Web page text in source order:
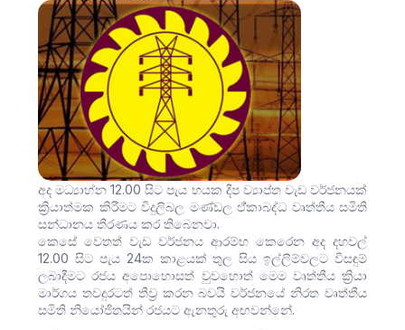
අද මධ්‍යාහ්න 12.00 සිට පැය හයක දීප ව්‍යාප්ත වැඩ වර්ජනයක්
ක්‍රියාත්මක කිරීමට විදුලිබල මණ්ඩල ඒ්කාබද්ධ වෘත්තීය සමිති
සන්ධානය තීරණය කර තිබෙනවා.
කෙසේ වෙතත් වැඩ වර්ජනය ආරම්භ කෙරෙන අද දහවල්
12.00 සිට පැය 24ක කාළයක් තුල සිය ඉල්ලීම්වලට විසඳුම්
ලබාදීමට රජය අපොහොසත් වුවහොත් මෙම වෘත්තීය ක්‍රියා
මාර්ගය තවදුරටත් තීව්‍ර කරන බවයි වර්ජනයේ නිරත වෘත්තීය
සමිති නියෝජිතයින් රජයට ඇනතුරු අඟවන්නේ.